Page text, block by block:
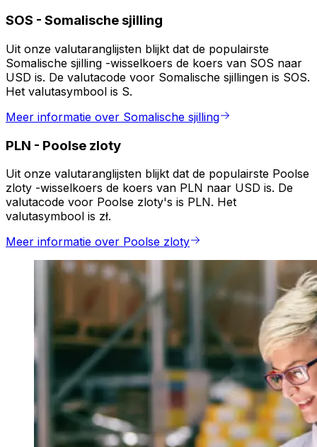
SOS - Somalische sjilling
Uit onze valutaranglijsten blijkt dat de populairste
Somalische sjilling -wisselkoers de koers van SOS naar
USD is. De valutacode voor Somalische sjillingen is SOS.
Het valutasymbool is S.
Meer informatie over Somalische sjilling
PLN - Poolse zloty
Uit onze valutaranglijsten blijkt dat de populairste Poolse
zloty -wisselkoers de koers van PLN naar USD is. De
valutacode voor Poolse zloty's is PLN. Het
valutasymbool is zł.
Meer informatie over Poolse zloty